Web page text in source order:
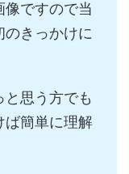
像ですので当
のきっかけに
と思う方でも
ば簡単に理解